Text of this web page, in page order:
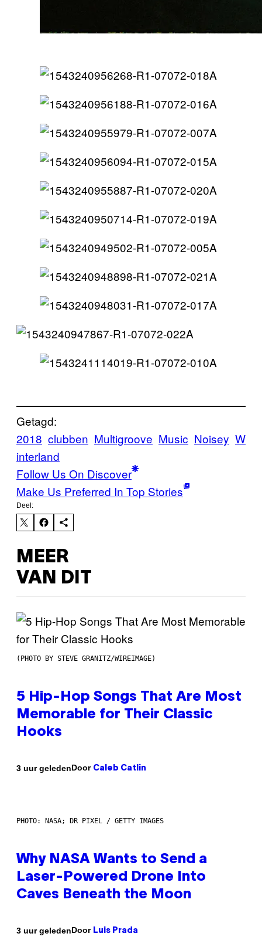
Getagd:
2018 clubben Multigroove Music Noisey W
interland
Follow Us On Discover
Make Us Preferred In Top Stories
Deel:
MEER
VAN DIT
(PHOTO BY STEVE GRANITZ/WIREIMAGE)
5 Hip-Hop Songs That Are Most
Memorable for Their Classic
Hooks
3 uur geledenDoor Caleb Catlin
PHOTO: NASA; DR PIXEL / GETTY IMAGES
Why NASA Wants to Send a
Laser-Powered Drone Into
Caves Beneath the Moon
3 uur geledenDoor Luis Prada